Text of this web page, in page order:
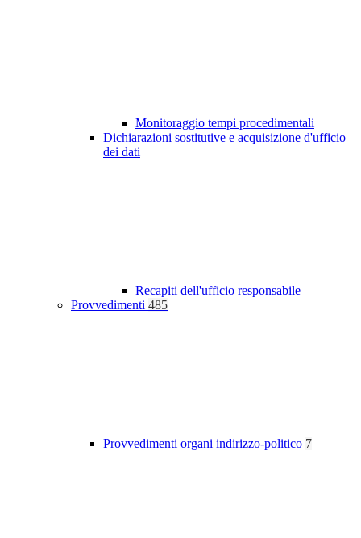
Monitoraggio tempi procedimentali
Dichiarazioni sostitutive e acquisizione d'ufficio
dei dati
Recapiti dell'ufficio responsabile
Provvedimenti 485
Provvedimenti organi indirizzo-politico 7